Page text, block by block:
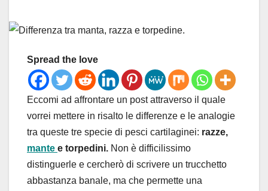
Spread the love
Eccomi ad affrontare un post attraverso il quale
vorrei mettere in risalto le differenze e le analogie
tra queste tre specie di pesci cartilaginei: razze,
mante e torpedini. Non è difficilissimo
distinguerle e cercherò di scrivere un trucchetto
abbastanza banale, ma che permette una